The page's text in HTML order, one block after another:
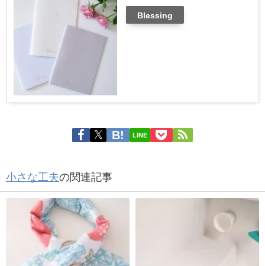
Blessing
LINE
小さな工夫の関連記事